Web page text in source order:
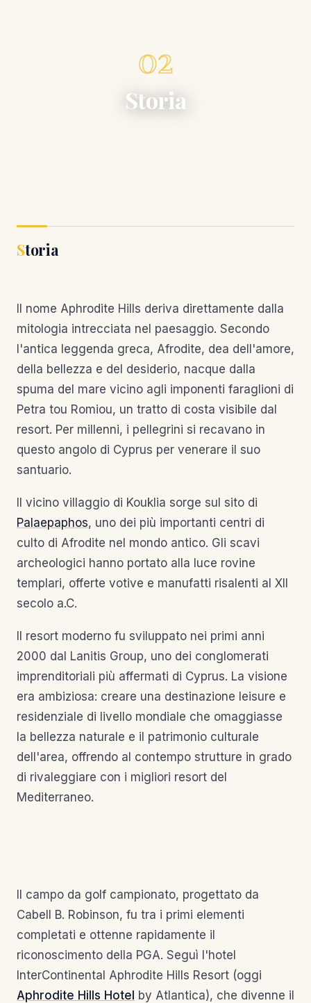
02
Storia
Storia
Il nome Aphrodite Hills deriva direttamente dalla
mitologia intrecciata nel paesaggio. Secondo
l'antica leggenda greca, Afrodite, dea dell'amore,
della bellezza e del desiderio, nacque dalla
spuma del mare vicino agli imponenti faraglioni di
Petra tou Romiou, un tratto di costa visibile dal
resort. Per millenni, i pellegrini si recavano in
questo angolo di Cyprus per venerare il suo
santuario.
Il vicino villaggio di Kouklia sorge sul sito di
Palaepaphos, uno dei più importanti centri di
culto di Afrodite nel mondo antico. Gli scavi
archeologici hanno portato alla luce rovine
templari, offerte votive e manufatti risalenti al XII
secolo a.C.
Il resort moderno fu sviluppato nei primi anni
2000 dal Lanitis Group, uno dei conglomerati
imprenditoriali più affermati di Cyprus. La visione
era ambiziosa: creare una destinazione leisure e
residenziale di livello mondiale che omaggiasse
la bellezza naturale e il patrimonio culturale
dell'area, offrendo al contempo strutture in grado
di rivaleggiare con i migliori resort del
Mediterraneo.
Il campo da golf campionato, progettato da
Cabell B. Robinson, fu tra i primi elementi
completati e ottenne rapidamente il
riconoscimento della PGA. Seguì l'hotel
InterContinental Aphrodite Hills Resort (oggi
Aphrodite Hills Hotel by Atlantica), che divenne il